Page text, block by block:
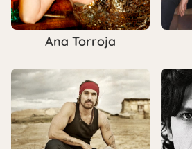
Ana Torroja